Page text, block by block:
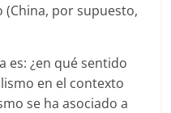
(China, por supuesto,
es: ¿en qué sentido
en el contexto
se ha asociado a